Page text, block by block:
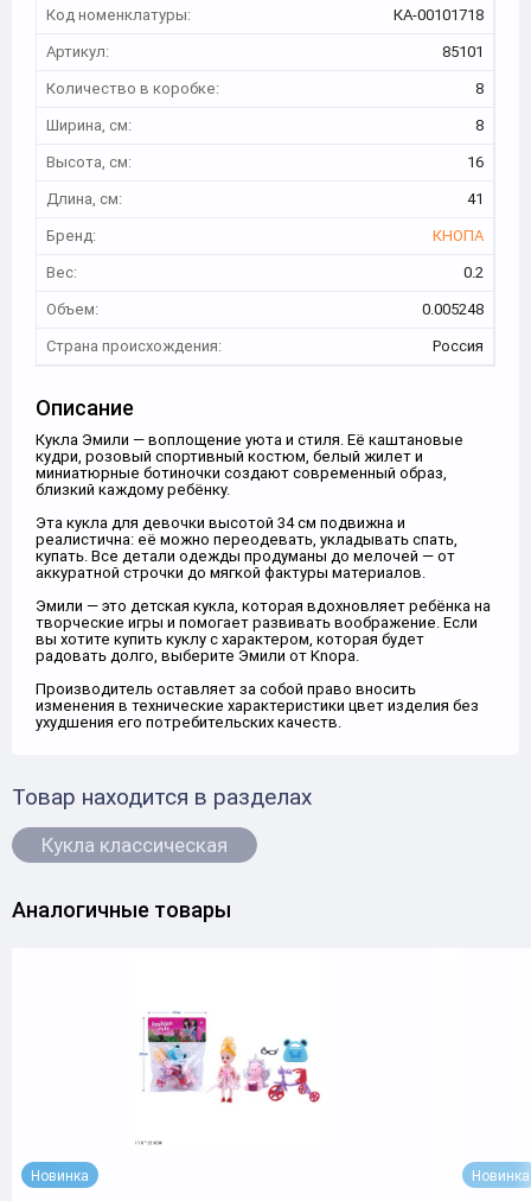
Код номенклатуры:
КА-00101718
Артикул:
85101
Количество в коробке:
8
Ширина, см:
8
Высота, см:
16
Длина, см:
41
Бренд:
КНОПА
Вес:
0.2
Объем:
0.005248
Страна происхождения:
Россия
Описание
Кукла Эмили — воплощение уюта и стиля. Её каштановые
кудри, розовый спортивный костюм, белый жилет и
миниатюрные ботиночки создают современный образ,
близкий каждому ребёнку.
Эта кукла для девочки высотой 34 см подвижна и
реалистична: её можно переодевать, укладывать спать,
купать. Все детали одежды продуманы до мелочей — от
аккуратной строчки до мягкой фактуры материалов.
Эмили — это детская кукла, которая вдохновляет ребёнка на
творческие игры и помогает развивать воображение. Если
вы хотите купить куклу с характером, которая будет
радовать долго, выберите Эмили от Knopa.
Производитель оставляет за собой право вносить
изменения в технические характеристики цвет изделия без
ухудшения его потребительских качеств.
Товар находится в разделах
Кукла классическая
Аналогичные товары
Новинка Новинка